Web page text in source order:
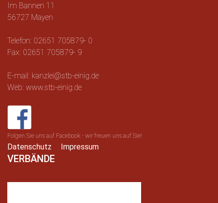
Im Bannen 11
56727 Mayen
Telefon: 02651 705879- 0
Fax: 02651 705879- 9
E-mail: kanzlei@stb-einig.de
Web: www.stb-einig.de
Folgen Sie uns auf Facebook - wir freuen uns auf Sie!
Datenschutz Impressum
VERBÄNDE